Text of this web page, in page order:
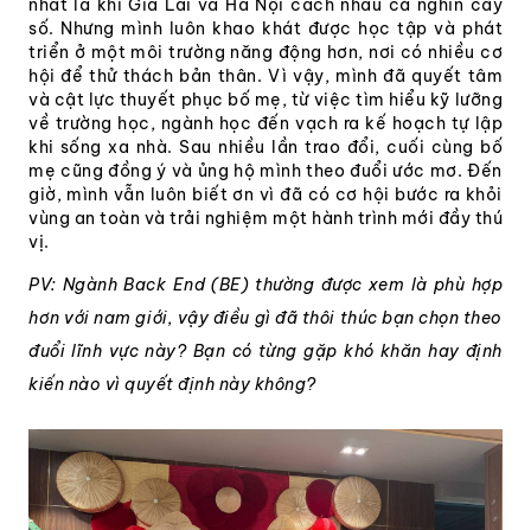
nhất là khi Gia Lai và Hà Nội cách nhau cả nghìn cây
số. Nhưng mình luôn khao khát được học tập và phát
triển ở một môi trường năng động hơn, nơi có nhiều cơ
hội để thử thách bản thân. Vì vậy, mình đã quyết tâm
và cật lực thuyết phục bố mẹ, từ việc tìm hiểu kỹ lưỡng
về trường học, ngành học đến vạch ra kế hoạch tự lập
khi sống xa nhà. Sau nhiều lần trao đổi, cuối cùng bố
mẹ cũng đồng ý và ủng hộ mình theo đuổi ước mơ. Đến
giờ, mình vẫn luôn biết ơn vì đã có cơ hội bước ra khỏi
vùng an toàn và trải nghiệm một hành trình mới đầy thú
vị.
PV: Ngành Back End (BE) thường được xem là phù hợp
hơn với nam giới, vậy điều gì đã thôi thúc bạn chọn theo
đuổi lĩnh vực này? Bạn có từng gặp khó khăn hay định
kiến nào vì quyết định này không?